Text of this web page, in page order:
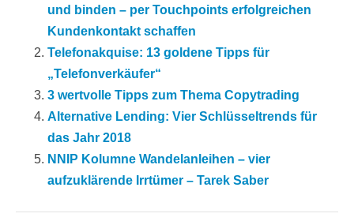
und binden – per Touchpoints erfolgreichen
Kundenkontakt schaffen
Telefonakquise: 13 goldene Tipps für
„Telefonverkäufer“
3 wertvolle Tipps zum Thema Copytrading
Alternative Lending: Vier Schlüsseltrends für
das Jahr 2018
NNIP Kolumne Wandelanleihen – vier
aufzuklärende Irrtümer – Tarek Saber